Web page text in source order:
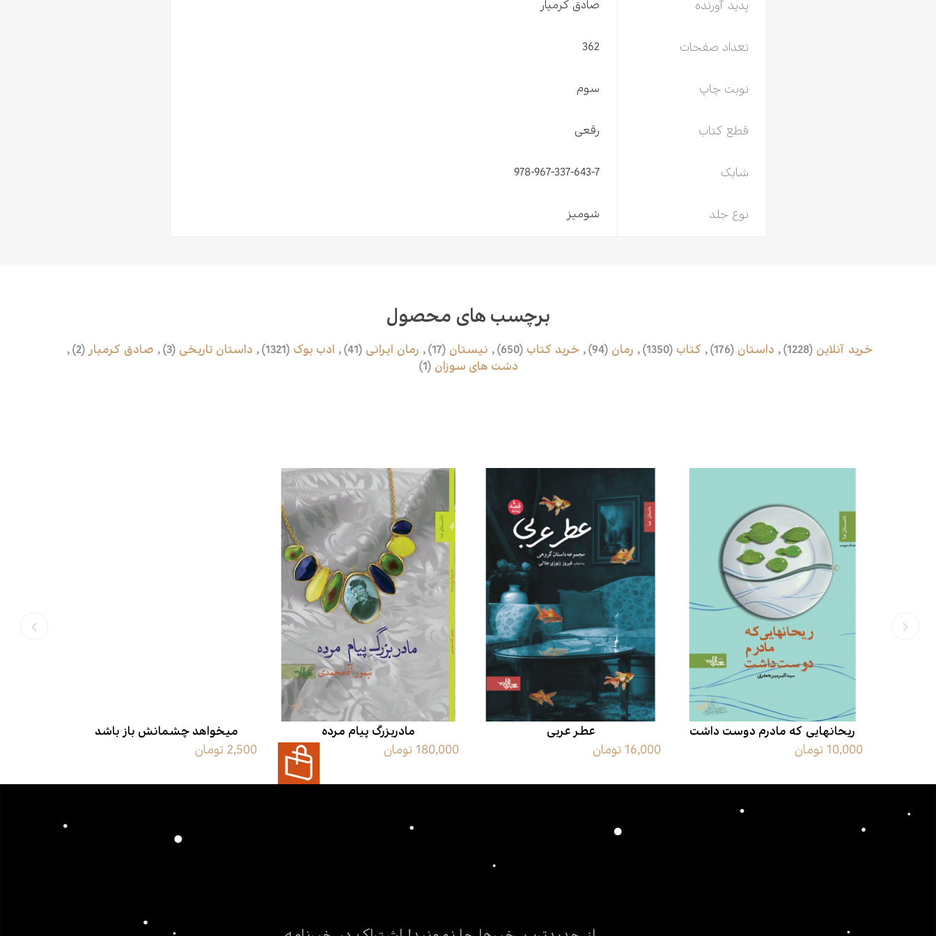
پدید آورنده صادق کرمیار
تعداد صفحات 362
نوبت چاپ سوم
قطع کتاب رقعی
شابک 978-967-337-643-7
نوع جلد شومیز
برچسب های محصول
خرید آنلاین (1228)
, داستان (176)
, کتاب (1350)
, رمان (94)
, خرید کتاب (650)
, نیستان (17)
, رمان ایرانی (41)
, ادب بوک (1321)
, داستان تاریخی (3)
, صادق کرمیار (2)
,
دشت های سوزان (1)
ریحانهایی که مادرم دوست داشت
10,000 تومان
عطر عربی
16,000 تومان
مادربزرگ پیام مرده
180,000 تومان
میخواهد چشمانش باز باشد
2,500 تومان